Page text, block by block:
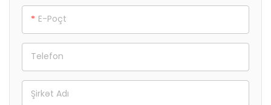
E-Poçt
Telefon
Şirkət Adı
配件制造 有有华昌汽车配件制